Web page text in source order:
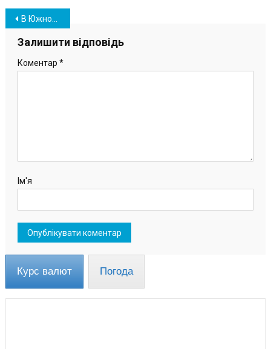
Навігація
записів
В Южном уровень вакцинации против COVID-19 вскоре достигнет 50 процентов
Залишити відповідь
Коментар *
Ім'я
Курс валют Погода